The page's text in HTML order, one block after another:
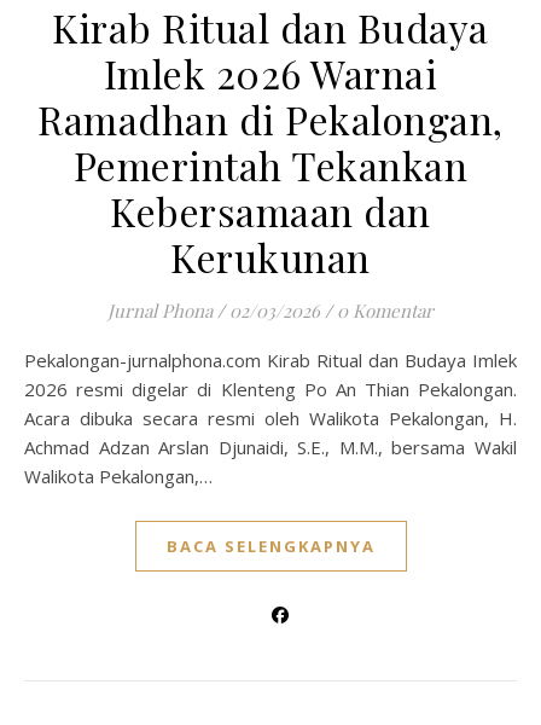
Kirab Ritual dan Budaya
Imlek 2026 Warnai
Ramadhan di Pekalongan,
Pemerintah Tekankan
Kebersamaan dan
Kerukunan
Jurnal Phona / 02/03/2026 / 0 Komentar
Pekalongan-jurnalphona.com Kirab Ritual dan Budaya Imlek
2026 resmi digelar di Klenteng Po An Thian Pekalongan.
Acara dibuka secara resmi oleh Walikota Pekalongan, H.
Achmad Adzan Arslan Djunaidi, S.E., M.M., bersama Wakil
Walikota Pekalongan,…
BACA SELENGKAPNYA